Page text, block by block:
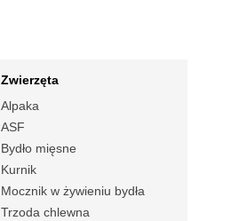
Zwierzęta
Alpaka
ASF
Bydło mięsne
Kurnik
Mocznik w żywieniu bydła
Trzoda chlewna